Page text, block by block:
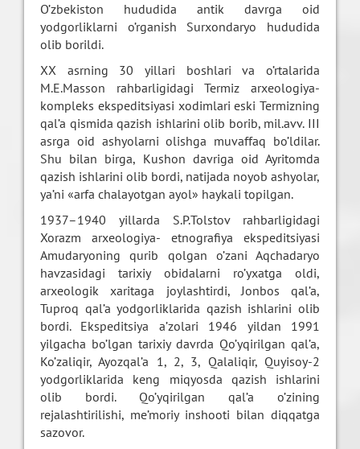
O’zbekiston hududida antik davrga oid
yodgorliklarni o’rganish Surxondaryo hududida
olib borildi.
XX asrning 30 yillari boshlari va o’rtalarida
M.E.Masson rahbarligidagi Termiz arxeologiya-
kompleks ekspeditsiyasi xodimlari eski Termizning
qal’a qismida qazish ishlarini olib borib, mil.avv. III
asrga oid ashyolarni olishga muvaffaq bo’ldilar.
Shu bilan birga, Kushon davriga oid Ayritomda
qazish ishlarini olib bordi, natijada noyob ashyolar,
ya’ni «arfa chalayotgan ayol» haykali topilgan.
1937–1940 yillarda S.P.Tolstov rahbarligidagi
Xorazm arxeologiya- etnografiya ekspeditsiyasi
Amudaryoning qurib qolgan o’zani Aqchadaryo
havzasidagi tarixiy obidalarni ro’yxatga oldi,
arxeologik xaritaga joylashtirdi, Jonbos qal’a,
Tuproq qal’a yodgorliklarida qazish ishlarini olib
bordi. Ekspeditsiya a’zolari 1946 yildan 1991
yilgacha bo’lgan tarixiy davrda Qo’yqirilgan qal’a,
Ko’zaliqir, Ayozqal’a 1, 2, 3, Qalaliqir, Quyisoy-2
yodgorliklarida keng miqyosda qazish ishlarini
olib bordi. Qo’yqirilgan qal’a o’zining
rejalashtirilishi, me’moriy inshooti bilan diqqatga
sazovor.